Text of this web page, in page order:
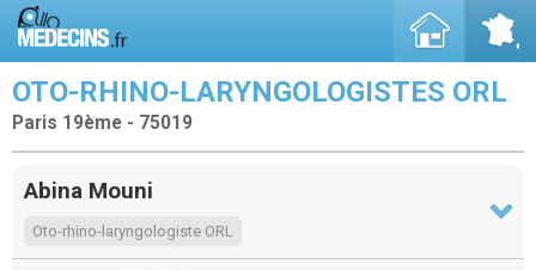
OTO-RHINO-LARYNGOLOGISTES ORL
Paris 19ème - 75019
Abina Mouni
Oto-rhino-laryngologiste ORL